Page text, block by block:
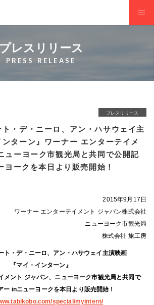
プレスリリース
PRESS RELEASE
プレスリリース
ト・デ・ニーロ、アン・ハサウェイ主
ターン』ワーナー エンターテイメ
ューヨーク市観光局と共同で公開記
ークを本日より販売開始！
2015年9月17日
ワーナー エンターテイメント ジャパン株式会社
ニューヨーク市観光局
株式会社 旅工房
ト・デ・ニーロ、アン・ハサウェイ主演映画
『マイ・インターン』
メント ジャパン、ニューヨーク市観光局と共同で
ー inニューヨークを本日より販売開始！
special/myintern/